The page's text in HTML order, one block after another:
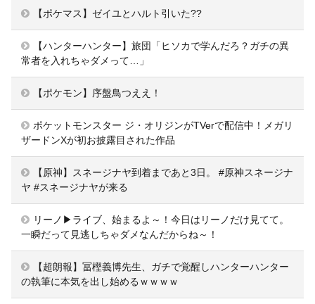
【ポケマス】ゼイユとハルト引いた??
【ハンターハンター】旅団「ヒソカで学んだろ？ガチの異
常者を入れちゃダメって…」
【ポケモン】序盤鳥つええ！
ポケットモンスター ジ・オリジンがTVerで配信中！メガリ
ザードンXが初お披露目された作品
【原神】スネージナヤ到着まであと3日。 #原神スネージナ
ヤ #スネージナヤが来る
リーノ▶ライブ、始まるよ～！今日はリーノだけ見てて。
一瞬だって見逃しちゃダメなんだからね～！
【超朗報】冨樫義博先生、ガチで覚醒しハンターハンター
の執筆に本気を出し始めるｗｗｗｗ